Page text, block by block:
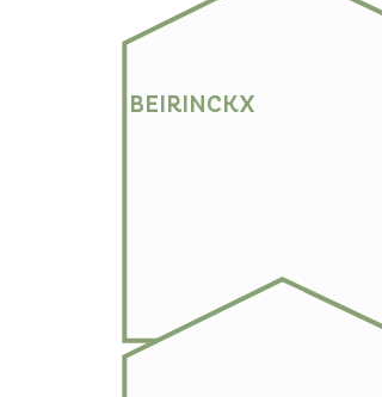
BEIRINCKX